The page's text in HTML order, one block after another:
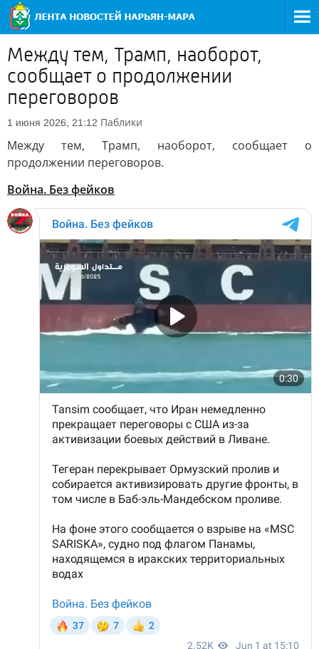
Между тем, Трамп, наоборот,
сообщает о продолжении
переговоров
1 июня 2026, 21:12 Паблики
Между тем, Трамп, наоборот, сообщает о
продолжении переговоров.
Война. Без фейков